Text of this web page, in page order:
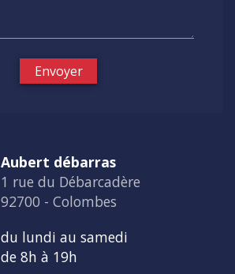
Envoyer
Aubert débarras
1 rue du Débarcadère
92700 - Colombes
du lundi au samedi
de 8h à 19h